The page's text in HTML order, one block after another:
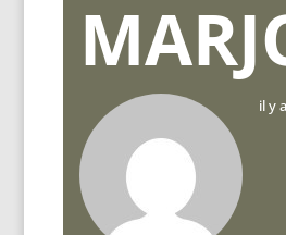
il y